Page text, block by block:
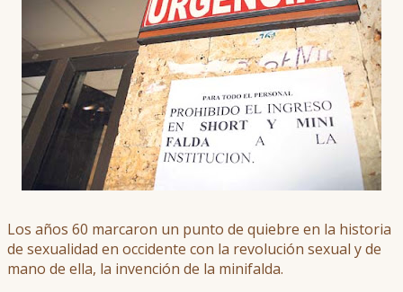
Los años 60 marcaron un punto de quiebre en la historia
de sexualidad en occidente con la revolución sexual y de
mano de ella, la invención de la minifalda.